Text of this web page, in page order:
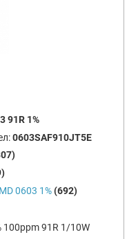
91R 1%
0603SAF910JT5E
0603 1%(692)
100ppm 91R 1/10W